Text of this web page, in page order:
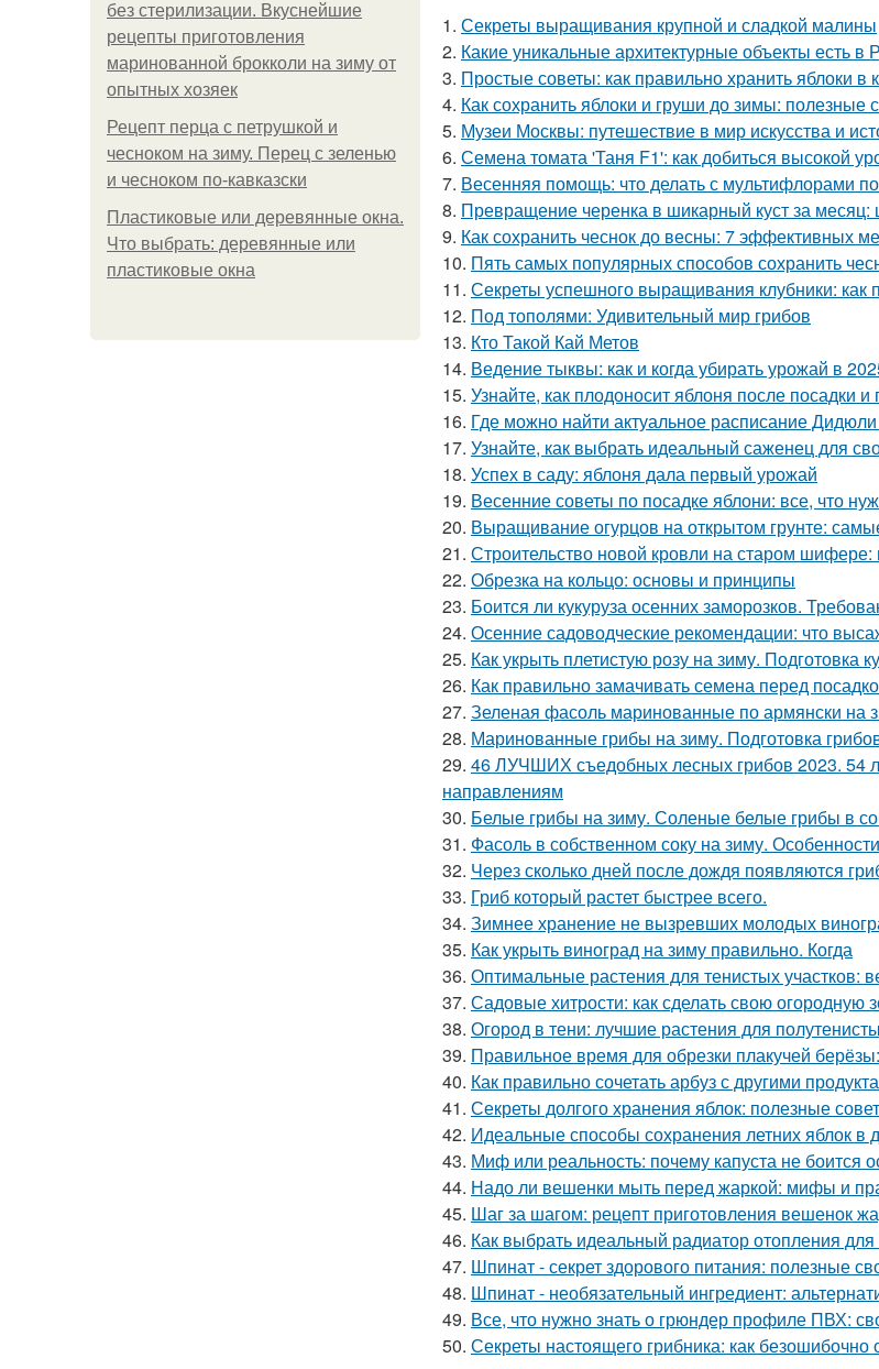
без стерилизации. Вкуснейшие
рецепты приготовления
маринованной брокколи на зиму от
опытных хозяек
Рецепт перца с петрушкой и
чесноком на зиму. Перец с зеленью
и чесноком по-кавказски
Пластиковые или деревянные окна.
Что выбрать: деревянные или
пластиковые окна
1. Секреты выращивания крупной и сладкой малины
2. Какие уникальные архитектурные объекты есть в
3. Простые советы: как правильно хранить яблоки в
4. Как сохранить яблоки и груши до зимы:
5. Музеи Москвы: путешествие в мир искусства и
6. Семена томата 'Таня F1': как добиться высокой
7. Весенняя помощь: что делать с мультифлорами
8. Превращение черенка в шикарный куст за месяц:
9. Как сохранить чеснок до весны: 7 эффективных
10. Пять самых популярных способов сохранить
11. Секреты успешного выращивания клубники: как
12. Под тополями: Удивительный мир грибов
13. Кто Такой Кай Метов
14. Ведение тыквы: как и когда убирать урожай в
15. Узнайте, как плодоносит яблоня после посадки
16. Где можно найти актуальное расписание
17. Узнайте, как выбрать идеальный саженец для
18. Успех в саду: яблоня дала первый урожай
19. Весенние советы по посадке яблони: все, что
20. Выращивание огурцов на открытом грунте:
21. Строительство новой кровли на старом шифере:
22. Обрезка на кольцо: основы и принципы
23. Боится ли кукуруза осенних заморозков.
24. Осенние садоводческие рекомендации: что
25. Как укрыть плетистую розу на зиму. Подготовка
26. Как правильно замачивать семена перед
27. Зеленая фасоль маринованные по армянски на
28. Маринованные грибы на зиму. Подготовка
29. 46 ЛУЧШИХ съедобных лесных грибов 2023. 54
направлениям
30. Белые грибы на зиму. Соленые белые грибы в
31. Фасоль в собственном соку на зиму.
32. Через сколько дней после дождя появляются
33. Гриб который растет быстрее всего.
34. Зимнее хранение не вызревших молодых
35. Как укрыть виноград на зиму правильно. Когда
36. Оптимальные растения для тенистых участков:
37. Садовые хитрости: как сделать свою огородную
38. Огород в тени: лучшие растения для
39. Правильное время для обрезки плакучей
40. Как правильно сочетать арбуз с другими
41. Секреты долгого хранения яблок: полезные
42. Идеальные способы сохранения летних яблок в
43. Миф или реальность: почему капуста не боится
44. Надо ли вешенки мыть перед жаркой: мифы и
45. Шаг за шагом: рецепт приготовления вешенок
46. Как выбрать идеальный радиатор отопления
47. Шпинат - секрет здорового питания: полезные
48. Шпинат - необязательный ингредиент:
49. Все, что нужно знать о грюндер профиле ПВХ:
50. Секреты настоящего грибника: как